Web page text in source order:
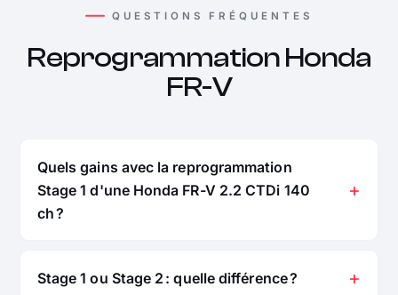
QUESTIONS FRÉQUENTES
Reprogrammation Honda
FR-V
Quels gains avec la reprogrammation
Stage 1 d'une Honda FR-V 2.2 CTDi 140
ch ?
Stage 1 ou Stage 2 : quelle différence ?